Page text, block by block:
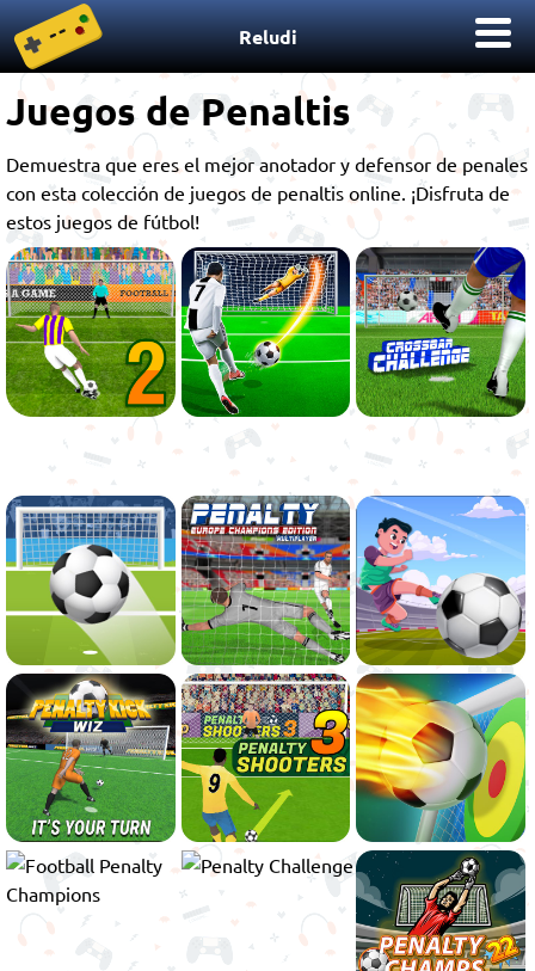
Reludi
Juegos de Penaltis
Demuestra que eres el mejor anotador y defensor de penales
con esta colección de juegos de penaltis online. ¡Disfruta de
estos juegos de fútbol!